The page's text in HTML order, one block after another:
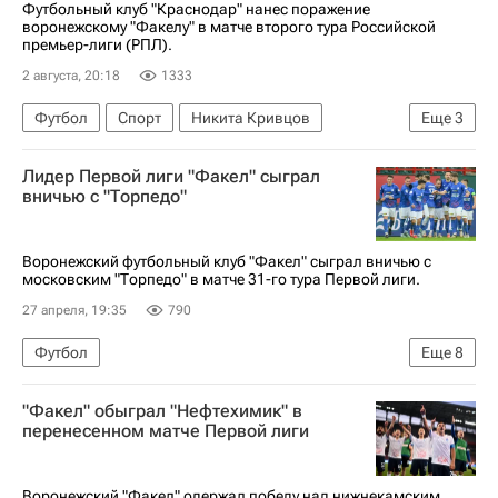
Футбольный клуб "Краснодар" нанес поражение
воронежскому "Факелу" в матче второго тура Российской
премьер-лиги (РПЛ).
2 августа, 20:18 1333
Еще3
Футбол Спорт
Никита Кривцов
Краснодар
Факел
РПЛ 2026-2027 (Чемпионат России по футболу)
Лидер Первой лиги "Факел" сыграл
вничью с "Торпедо"
Воронежский футбольный клуб "Факел" сыграл вничью с
московским "Торпедо" в матче 31-го тура Первой лиги.
27 апреля, 19:35 790
Еще8
Футбол
Химки (городской округ в Московской области)
Россия
Александр Орехов
Руслан Апеков
Торпедо (Москва)
Первая лига
"Факел" обыграл "Нефтехимик" в
перенесенном матче Первой лиги